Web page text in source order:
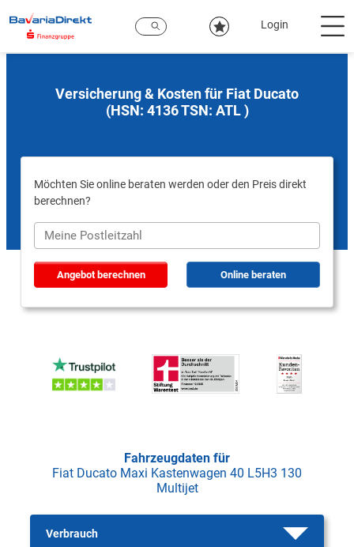
Hauptinhalt
Login
Versicherung & Kosten für Fiat Ducato
(HSN: 4136 TSN: ATL )
Möchten Sie online beraten werden oder den Preis direkt
berechnen?
Angebot berechnen Online beraten
Fahrzeugdaten für
Fiat Ducato Maxi Kastenwagen 40 L5H3 130
Multijet
Verbrauch